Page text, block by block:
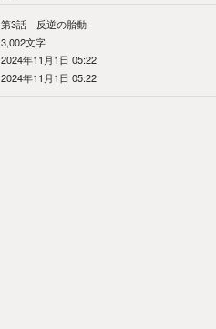
第3話 反逆の胎動
3,002文字
2024年11月1日 05:22
2024年11月1日 05:22